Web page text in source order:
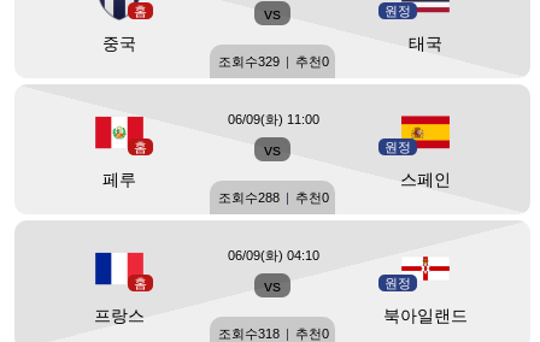
홈
중국
vs 원정
태국
조회수329 | 추천0
홈
페루
vs 원정
스페인
06/09(화) 11:00
조회수288 | 추천0
홈
프랑스
vs 원정
북아일랜드
06/09(화) 04:10
조회수318 | 추천0